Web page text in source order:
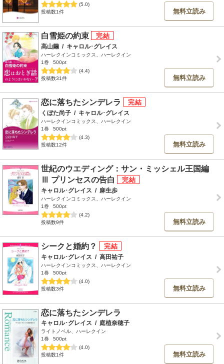
(5.0)
投稿数1件
無料立読み
白雪姫の約束
高山繭 / キャロル･グレイス
ハーレクインコミックス、ハーレクイン
1巻
500pt
(4.4)
投稿数31件
無料立読み
恋に落ちたシンデレラ
くぼた尚子 / キャロル･グレイス
ハーレクインコミックス、ハーレクイン
1巻
500pt
(4.3)
投稿数12件
無料立読み
世紀のウエディング：サン・ミッシェル王国編
Ⅲ プリンセスの告白
キャロル･グレイス / 麻生歩
ハーレクインコミックス、ハーレクイン
1巻
500pt
(4.2)
投稿数9件
無料立読み
シークと婚約？
キャロル･グレイス / 高田祐子
ハーレクインコミックス、ハーレクイン
1巻
500pt
(4.0)
投稿数3件
無料立読み
恋に落ちたシンデレラ
キャロル･グレイス / 庭植奈穂子
ライトノベル、ハーレクイン
1巻
500pt
(4.0)
投稿数1件
無料立読み